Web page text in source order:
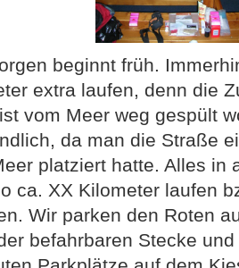
beginnt früh.
extra laufen, denn die
vom Meer weg gespült
da man die Straße
platziert hatte. Alles in
ca. XX Kilometer laufen
Wir parken den Roten
befahrbaren Stecke